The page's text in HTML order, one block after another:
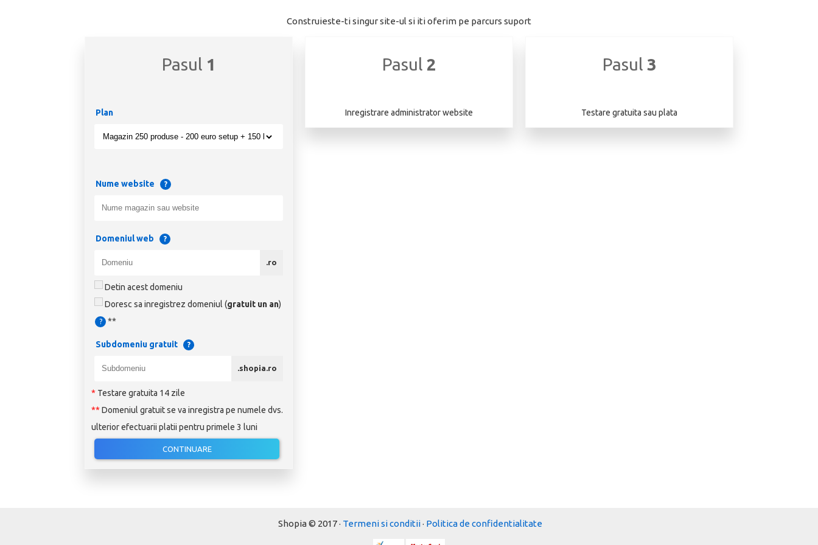
Construieste-ti singur site-ul si iti oferim pe parcurs suport
Pasul 1
Plan
Nume website ?
Domeniul web ?
.ro
Detin acest domeniu
Doresc sa inregistrez domeniul (gratuit un an)
? **
Subdomeniu gratuit ?
.shopia.ro
* Testare gratuita 14 zile
** Domeniul gratuit se va inregistra pe numele dvs.
ulterior efectuarii platii pentru primele 3 luni
CONTINUARE
Pasul 2
Inregistrare administrator website
Pasul 3
Testare gratuita sau plata
Shopia © 2017 · Termeni si conditii· Politica de confidentialitate